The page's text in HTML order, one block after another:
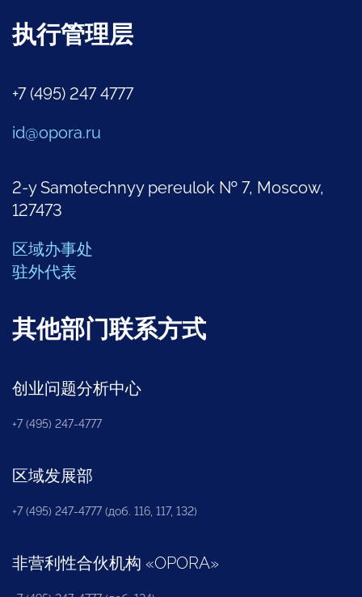
执行管理层
+7 (495) 247 4777
id@opora.ru
2-y Samotechnyy pereulok № 7, Moscow,
127473
区域办事处
驻外代表
其他部门联系方式
创业问题分析中心
+7 (495) 247-4777
区域发展部
+7 (495) 247-4777 (доб. 116, 117, 132)
非营利性合伙机构 «OPORA»